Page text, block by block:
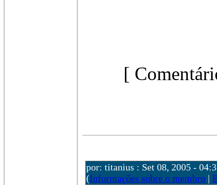
[
por: titanius : Set 08, 2005 -
(Informações sobre o membro |